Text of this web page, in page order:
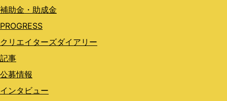
補助金・助成金
PROGRESS
クリエイターズダイアリー
記事
公募情報
インタビュー